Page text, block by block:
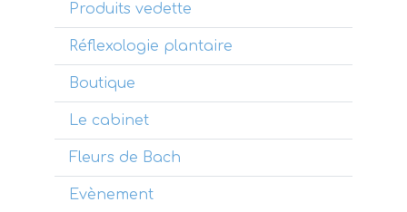
Produits vedette
Réflexologie plantaire
Boutique
Le cabinet
Fleurs de Bach
Evènement